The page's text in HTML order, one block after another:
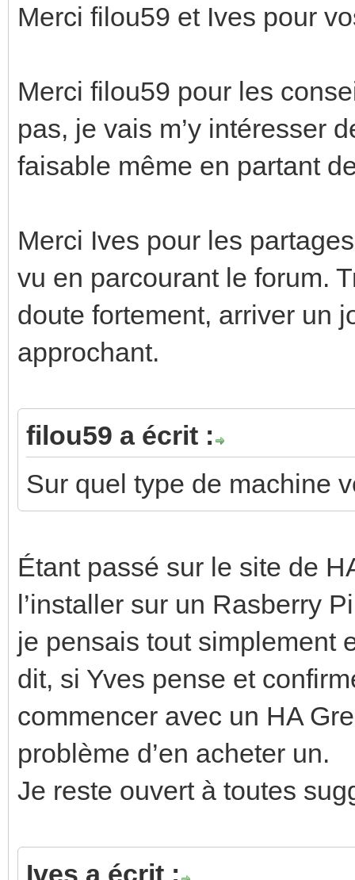
Merci filou59 et Ives pour
Merci filou59 pour les
pas, je vais m’y intéresser
faisable même en partant
Merci Ives pour les
vu en parcourant le forum.
doute fortement, arriver un
approchant.
filou59 a écrit :
Sur quel type de machine
Étant passé sur le site de
l’installer sur un Rasberry
je pensais tout simplement
dit, si Yves pense et
commencer avec un HA
problème d’en acheter un.
Je reste ouvert à toutes
Ives a écrit :